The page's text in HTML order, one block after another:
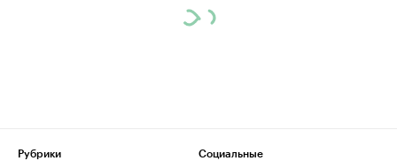
Рубрики
Социальные